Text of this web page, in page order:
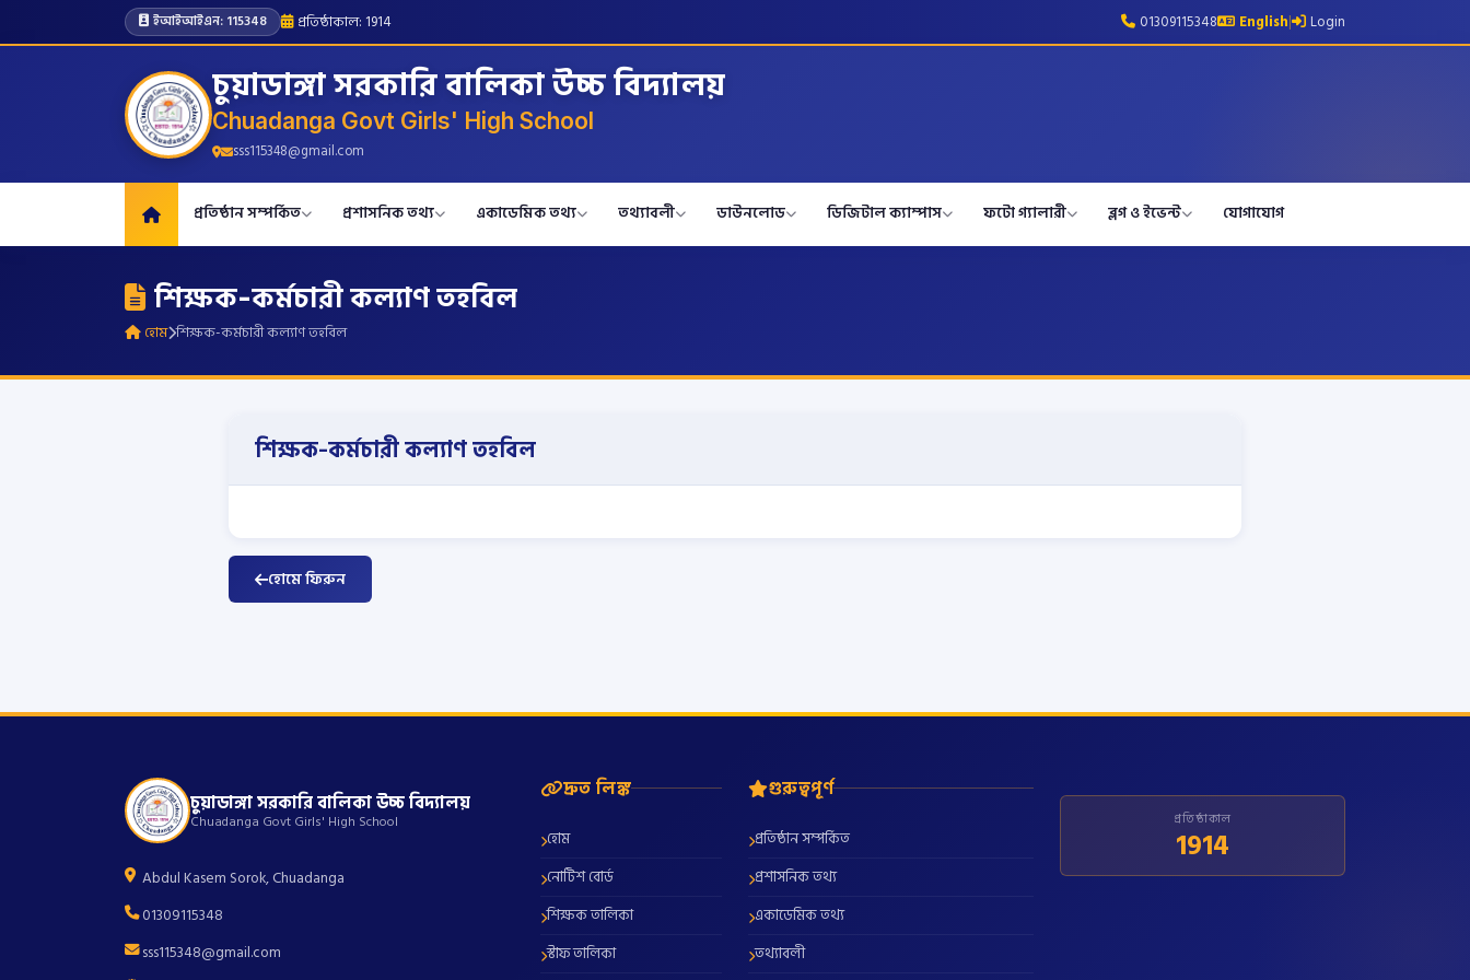
ইআইআইএন: 115348 প্রতিষ্ঠাকাল: 1914 01309115348 English| Login
চুয়াডাঙ্গা সরকারি বালিকা উচ্চ বিদ্যালয়
Chuadanga Govt Girls' High School
sss115348@gmail.com
প্রতিষ্ঠান সম্পর্কিত প্রশাসনিক তথ্য একাডেমিক তথ্য তথ্যাবলী ডাউনলোড ডিজিটাল ক্যাম্পাস ফটো গ্যালারী ব্লগ ও ইভেন্ট যোগাযোগ
শিক্ষক-কর্মচারী কল্যাণ তহবিল
হোম শিক্ষক-কর্মচারী কল্যাণ তহবিল
শিক্ষক-কর্মচারী কল্যাণ তহবিল
হোমে ফিরুন
চুয়াডাঙ্গা সরকারি বালিকা উচ্চ বিদ্যালয়
Chuadanga Govt Girls' High School
Abdul Kasem Sorok, Chuadanga
01309115348
sss115348@gmail.com
দ্রুত লিঙ্ক
হোম
নোটিশ বোর্ড
শিক্ষক তালিকা
স্টাফ তালিকা
গুরুত্বপূর্ণ
প্রতিষ্ঠান সম্পর্কিত
প্রশাসনিক তথ্য
একাডেমিক তথ্য
তথ্যাবলী
প্রতিষ্ঠাকাল
1914